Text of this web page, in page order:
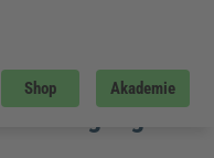
Shop Akademie
und Anregungen für die
Anregungen